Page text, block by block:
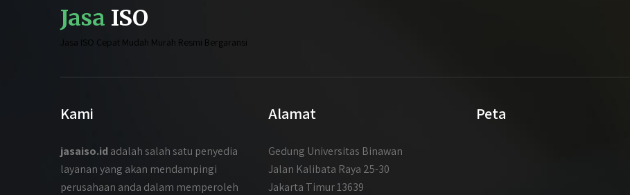
Jasa ISO
Jasa ISO Cepat Mudah Murah Resmi Bergaransi
Kami
jasaiso.idadalah salah satu penyedia
layanan yang akan mendampingi
perusahaan anda dalam memperoleh
Alamat
Gedung Universitas Binawan
Jalan Kalibata Raya 25-30
Jakarta Timur 13639
Peta